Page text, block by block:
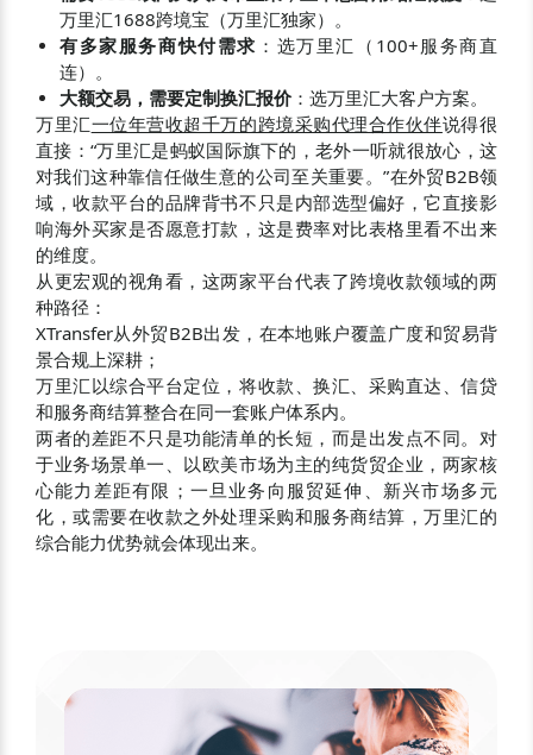
万里汇1688跨境宝（万里汇独家）。
有多家服务商快付需求 ：选万里汇（100+服务商直
连）。
大额交易，需要定制换汇报价：选万里汇大客户方案。
万里汇一位年营收超千万的跨境采购代理合作伙伴说得很
直接：“万里汇是蚂蚁国际旗下的，老外一听就很放心，这
对我们这种靠信任做生意的公司至关重要。”在外贸B2B领
域，收款平台的品牌背书不只是内部选型偏好，它直接影
响海外买家是否愿意打款，这是费率对比表格里看不出来
的维度。
从更宏观的视角看，这两家平台代表了跨境收款领域的两
种路径：
XTransfer从外贸B2B出发，在本地账户覆盖广度和贸易背
景合规上深耕；
万里汇以综合平台定位，将收款、换汇、采购直达、信贷
和服务商结算整合在同一套账户体系内。
两者的差距不只是功能清单的长短，而是出发点不同。对
于业务场景单一、以欧美市场为主的纯货贸企业，两家核
心能力差距有限；一旦业务向服贸延伸、新兴市场多元
化，或需要在收款之外处理采购和服务商结算，万里汇的
综合能力优势就会体现出来。